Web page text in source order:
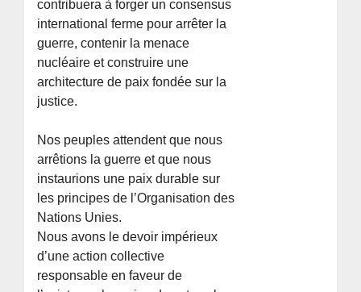
contribuera à forger un consensus
international ferme pour arrêter la
guerre, contenir la menace
nucléaire et construire une
architecture de paix fondée sur la
justice.
Nos peuples attendent que nous
arrêtions la guerre et que nous
instaurions une paix durable sur
les principes de l’Organisation des
Nations Unies.
Nous avons le devoir impérieux
d’une action collective
responsable en faveur de